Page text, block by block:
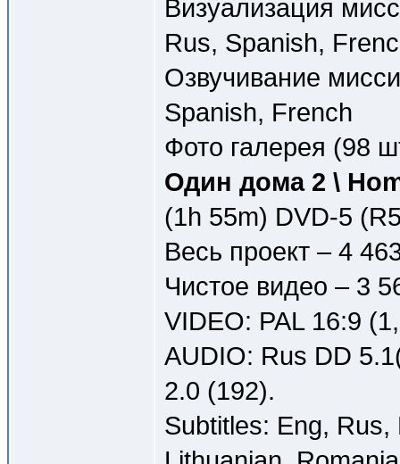
Визуализация
Rus, Spanish,
Озвучивание
Spanish, French
Фото галерея (98
Один дома 2 \
(1h 55m) DVD-5
Весь проект – 4
Чистое видео – 3
VIDEO: PAL 16:9
AUDIO: Rus DD
2.0 (192).
Subtitles: Eng,